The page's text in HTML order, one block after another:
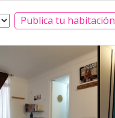
Publica tu habitación